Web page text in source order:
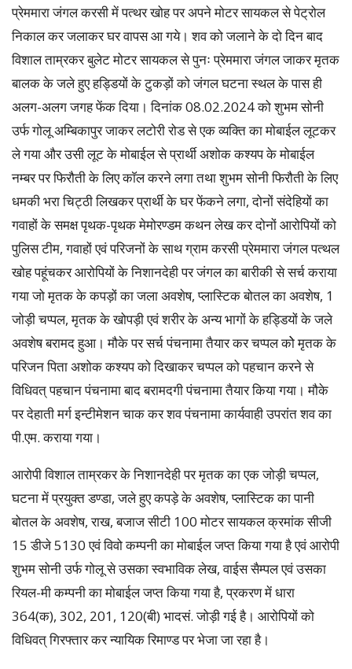
प्रेममारा जंगल करसी में पत्थर खोह पर अपने मोटर सायकल से पेट्रोल
निकाल कर जलाकर घर वापस आ गये। शव को जलाने के दो दिन बाद
विशाल ताम्रकर बुलेट मोटर सायकल से पुनः प्रेममारा जंगल जाकर मृतक
बालक के जले हुए हड्डियों के टुकड़ों को जंगल घटना स्थल के पास ही
अलग-अलग जगह फेंक दिया। दिनांक 08.02.2024 को शुभम सोनी
उर्फ गोलू अम्बिकापुर जाकर लटोरी रोड से एक व्यक्ति का मोबाईल लूटकर
ले गया और उसी लूट के मोबाईल से प्रार्थी अशोक कश्यप के मोबाईल
नम्बर पर फिरौती के लिए काॅल करने लगा तथा शुभम सोनी फिरौती के लिए
धमकी भरा चिट्ठी लिखकर प्रार्थी के घर फेंकने लगा, दोनों संदेहियों का
गवाहों के समक्ष पृथक-पृथक मेमोरण्डम कथन लेख कर दोनों आरोपियों को
पुलिस टीम, गवाहों एवं परिजनों के साथ ग्राम करसी प्रेममारा जंगल पत्थल
खोह पहूंचकर आरोपियों के निशानदेही पर जंगल का बारीकी से सर्च कराया
गया जो मृतक के कपड़ों का जला अवशेष, प्लास्टिक बोतल का अवशेष, 1
जोड़ी चप्पल, मृतक के खोपड़ी एवं शरीर के अन्य भागों के हड्डियों के जले
अवशेष बरामद हुआ। मौके पर सर्च पंचनामा तैयार कर चप्पल कोे मृतक के
परिजन पिता अशोक कश्यप को दिखाकर चप्पल को पहचान करने से
विधिवत् पहचान पंचनामा बाद बरामदगी पंचनामा तैयार किया गया। मौके
पर देहाती मर्ग इन्टीमेशन चाक कर शव पंचनामा कार्यवाही उपरांत शव का
पी.एम. कराया गया।
आरोपी विशाल ताम्रकर के निशानदेही पर मृतक का एक जोड़ी चप्पल,
घटना में प्रयुक्त डण्डा, जले हुए कपड़े के अवशेष, प्लास्टिक का पानी
बोतल के अवशेष, राख, बजाज सीटी 100 मोटर सायकल क्रमांक सीजी
15 डीजे 5130 एवं विवो कम्पनी का मोबाईल जप्त किया गया है एवं आरोपी
शुभम सोनी उर्फ गोलू से उसका स्वभाविक लेख, वाईस सैम्पल एवं उसका
रियल-मी कम्पनी का मोबाईल जप्त किया गया है, प्रकरण में धारा
364(क), 302, 201, 120(बी) भादसं. जोड़ी गई है। आरोपियों को
विधिवत् गिरफ्तार कर न्यायिक रिमाण्ड पर भेजा जा रहा है।